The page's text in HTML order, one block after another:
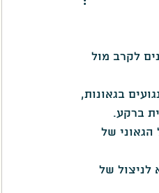
מורשת קרב
סגולה
לקרב מול
בגאונות,
ברקע.
של
לניצול של